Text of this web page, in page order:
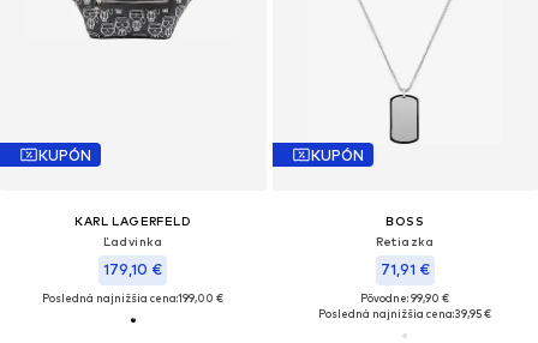
KUPÓN
KARL LAGERFELD
Ľadvinka
179,10 €
Posledná najnižšia cena:199,00 €
KUPÓN
BOSS
Retiazka
71,91 €
Pôvodne: 99,90 €
Posledná najnižšia cena:39,95 €